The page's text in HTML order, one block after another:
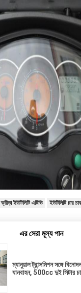
ক্রীড়া ইউটিলিটি এটিভি ইউটিলিটি চার
এর সেরা মূল্য পান
ম্যানুয়াল ট্রান্সমিশন সঙ্গে
যানবাহন, 500cc দুই সিটার